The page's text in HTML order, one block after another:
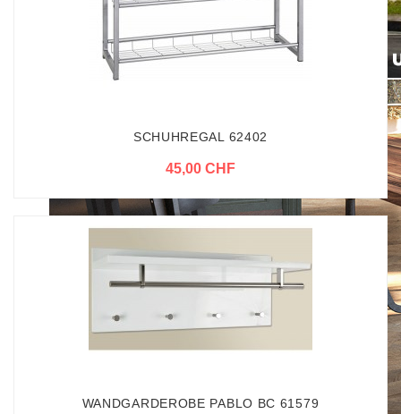
SCHUHREGAL 62402
45,00 CHF
WANDGARDEROBE PABLO BC 61579